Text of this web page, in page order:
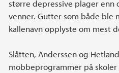
større depressive plager enn
venner. Gutter som både ble
kallenavn opplyste om mest
Slåtten, Anderssen og
mobbeprogrammer på